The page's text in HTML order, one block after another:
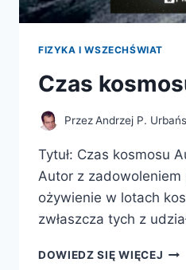
FIZYKA I WSZECHŚWIAT
Czas
PrzezAndrzej P.
Tytuł: Czas kosmosu
Autor z zadowoleniem
ożywienie w lotach
zwłaszcza tych z
DOWIEDZ SIĘ WIĘCEJ